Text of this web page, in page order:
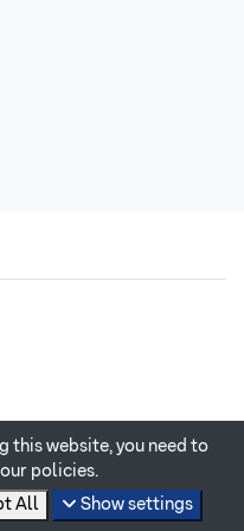
this website, you need to
policies.
All Show settings